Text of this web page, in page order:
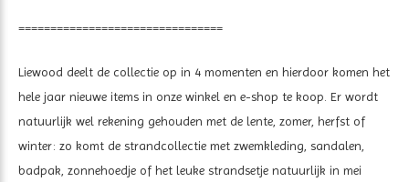
================================
Liewood deelt de collectie op in 4 momenten en hierdoor komen het
hele jaar nieuwe items in onze winkel en e-shop te koop. Er wordt
natuurlijk wel rekening gehouden met de lente, zomer, herfst of
winter: zo komt de strandcollectie met zwemkleding, sandalen,
badpak, zonnehoedje of het leuke strandsetje natuurlijk in mei